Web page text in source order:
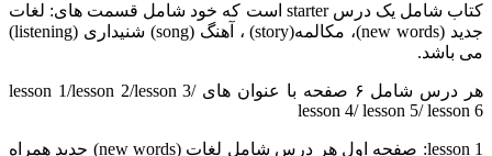
کتاب شامل یک درس starter است که خود شامل قسمت های: لغات
جدید (new words)، مکالمه(story) ، آهنگ (song) شنیداری (listening)
می باشد.
هر درس شامل ۶ صفحه با عنوان های lesson 1/lesson 2/lesson 3/
lesson 4/ lesson 5/ lesson 6
lesson 1: صفحه اول هر درس شامل لغات (new words) جدید همراه